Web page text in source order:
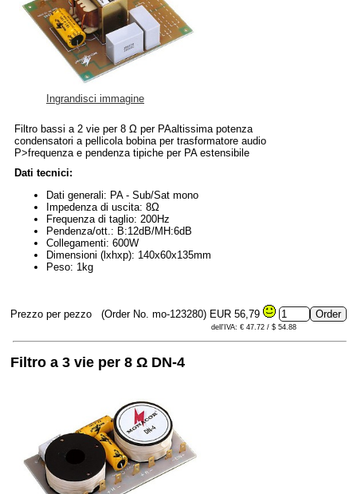
Ingrandisci immagine
Filtro bassi a 2 vie per 8 Ω per PAaltissima potenza
condensatori a pellicola bobina per trasformatore audio
P>frequenza e pendenza tipiche per PA estensibile
Dati tecnici:
Dati generali: PA - Sub/Sat mono
Impedenza di uscita: 8Ω
Frequenza di taglio: 200Hz
Pendenza/ott.: B:12dB/MH:6dB
Collegamenti: 600W
Dimensioni (lxhxp): 140x60x135mm
Peso: 1kg
Prezzo per pezzo (Order No. mo-123280) EUR 56,79
dell'IVA: € 47.72 / $ 54.88
Filtro a 3 vie per 8 Ω DN-4